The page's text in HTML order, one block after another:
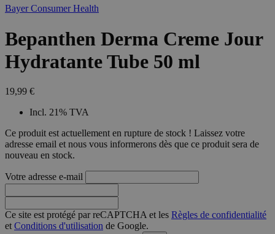
Bayer Consumer Health
Bepanthen Derma Creme Jour
Hydratante Tube 50 ml
19,99 €
Incl. 21% TVA
Ce produit est actuellement en rupture de stock ! Laissez votre
adresse email et nous vous informerons dès que ce produit sera de
nouveau en stock.
Votre adresse e-mail
Ce site est protégé par reCAPTCHA et les Règles de confidentialité
et Conditions d'utilisation de Google.